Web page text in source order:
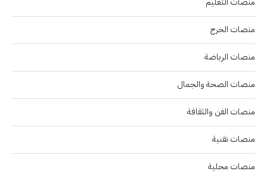
منصات الخرج
منصات الرياضة
منصات الصحة والجمال
منصات الفن والثقافة
منصات تقنية
منصات محلية